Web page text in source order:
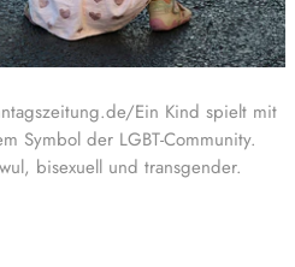
Ein Kind spielt mit
Symbol der LGBT-Community.
bisexuell und transgender.